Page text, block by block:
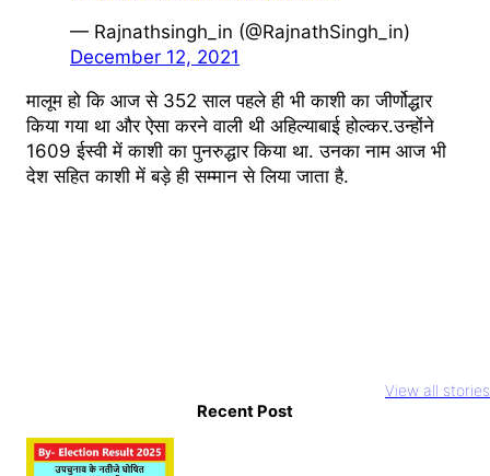
— Rajnathsingh_in (@RajnathSingh_in)
December 12, 2021
मालूम हो कि आज से 352 साल पहले ही भी काशी का जीर्णोद्धार
किया गया था और ऐसा करने वाली थी अहिल्याबाई होल्कर.उन्होंने
1609 ईस्वी में काशी का पुनरुद्धार किया था. उनका नाम आज भी
देश सहित काशी में बड़े ही सम्मान से लिया जाता है.
View all stories
तरह बनाते हैं वीडियो
तो सावधान
आलिया भट्ट और
ki prem
Recent Post